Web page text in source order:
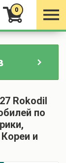
0
Rokodil
по
и